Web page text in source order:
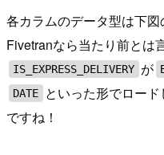
各カラムのデータ型は下図
Fivetranなら当たり前とは
IS_EXPRESS_DELIVERY が
DATE
といった形でロー
ですね！